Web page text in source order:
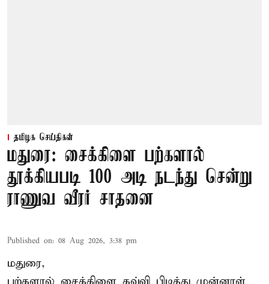
தமிழக செய்திகள்
மதுரை: சைக்கிளை பற்களால்
தூக்கியபடி 100 அடி நடந்து சென்று
ராணுவ வீரர் சாதனை
Published on: 08 Aug 2026, 3:38 pm
மதுரை,